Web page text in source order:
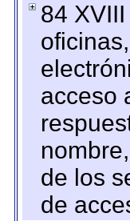
84
acceso
de los
de